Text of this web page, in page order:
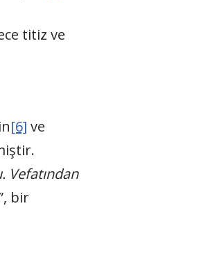
titiz ve
[6] ve
Vefatından
bir